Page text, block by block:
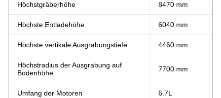
Höchstgräberhöhe 8470 mm
Höchste Entladehöhe 6040 mm
Höchste vertikale Ausgrabungstiefe 4460 mm
Höchstradius der Ausgrabung auf
Bodenhöhe
7700 mm
Umfang der Motoren 6.7L